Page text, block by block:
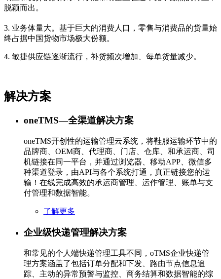
脱颖而出。
3. 业务体量大。基于巨大的消费人口，零售与消费品的货量始
终占据中国货物市场极大份额。
4. 敏捷供应链逐渐流行，补货频次增加、每单货量减少。
解决方案
oneTMS—全渠道解决方案
oneTMS开创性的运输管理云系统，将鞋服运输环节中的
品牌商、OEM商、代理商、门店、仓库、和承运商、司
机链接在同一平台，并通过浏览器、移动APP、微信多
种渠道登录，由API与各个系统打通，真正链接您的运
输！在线完成高效的承运商管理、运作管理、账单与支
付管理和数据智能。
了解更多
企业级快递管理解决方案
和常见的个人端快递管理工具不同，oTMS企业快递管
理方案涵盖了包括订单分配和下发、路由节点信息追
踪、主动的异常预警与监控、商务结算和数据智能的综